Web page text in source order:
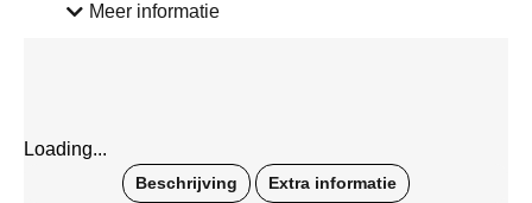
Meer informatie
Loading...
Beschrijving Extra informatie